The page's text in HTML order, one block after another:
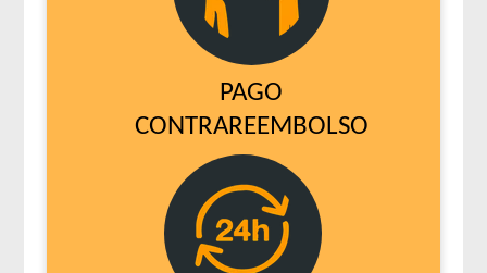
PAGO
CONTRAREEMBOLSO